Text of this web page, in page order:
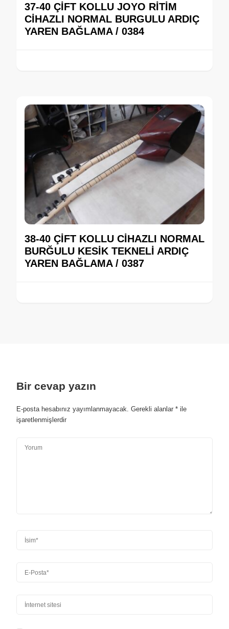
37-40 ÇİFT KOLLU JOYO RİTİM
CİHAZLI NORMAL BURGULU ARDIÇ
YAREN BAĞLAMA / 0384
38-40 ÇİFT KOLLU CİHAZLI NORMAL
BURĞULU KESİK TEKNELİ ARDIÇ
YAREN BAĞLAMA / 0387
Bir cevap yazın
E-posta hesabınız yayımlanmayacak. Gerekli alanlar * ile
işaretlenmişlerdir